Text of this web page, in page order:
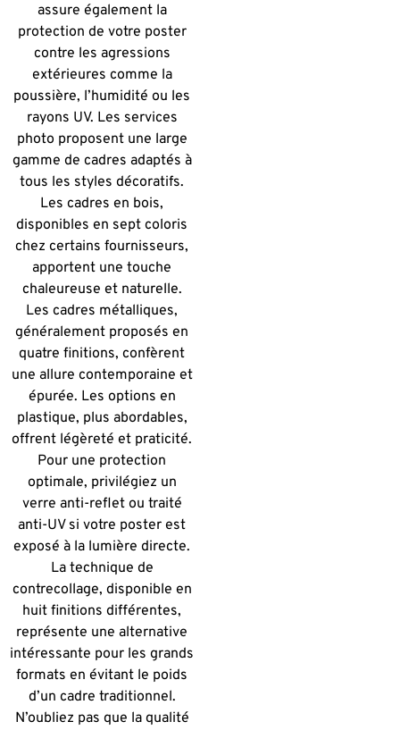
assure également la
protection de votre poster
contre les agressions
extérieures comme la
poussière, l’humidité ou les
rayons UV. Les services
photo proposent une large
gamme de cadres adaptés à
tous les styles décoratifs.
Les cadres en bois,
disponibles en sept coloris
chez certains fournisseurs,
apportent une touche
chaleureuse et naturelle.
Les cadres métalliques,
généralement proposés en
quatre finitions, confèrent
une allure contemporaine et
épurée. Les options en
plastique, plus abordables,
offrent légèreté et praticité.
Pour une protection
optimale, privilégiez un
verre anti-reflet ou traité
anti-UV si votre poster est
exposé à la lumière directe.
La technique de
contrecollage, disponible en
huit finitions différentes,
représente une alternative
intéressante pour les grands
formats en évitant le poids
d’un cadre traditionnel.
N’oubliez pas que la qualité